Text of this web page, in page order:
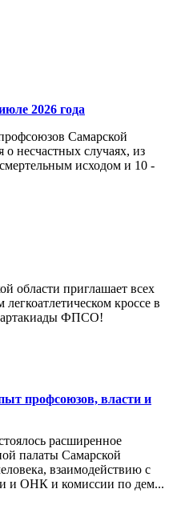
2026 года
Самарской
несчастных случаях, из
исходом и 10 -
области приглашает всех
кроссе в
ФПСО!
профсоюзов, власти и
расширенное
палаты Самарской
взаимодействию с
и ОНК и комиссии по дем...